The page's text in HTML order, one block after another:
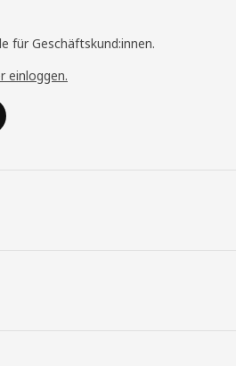
für Geschäftskund:innen.
einloggen.